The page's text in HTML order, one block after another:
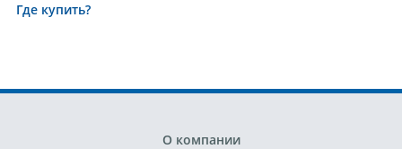
Где купить?
О компании